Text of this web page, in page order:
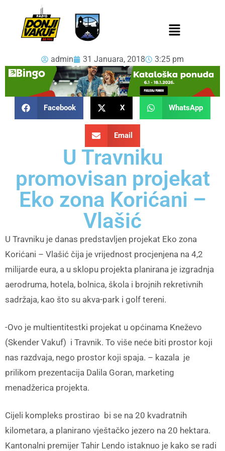
admin 31 Januara, 2018 3:25 pm
Facebook X WhatsApp
Email
U Travniku
promovisan projekat
Eko zona Korićani –
Vlašić
U Travniku je danas predstavljen projekat Eko zona
Korićani – Vlašić čija je vrijednost procjenjena na 4,2
milijarde eura, a u sklopu projekta planirana je izgradnja
aerodruma, hotela, bolnica, škola i brojnih rekretivnih
sadržaja, kao što su akva-park i golf tereni.
-Ovo je multientitestki projekat u općinama Kneževo
(Skender Vakuf) i Travnik. To više neće biti prostor koji
nas razdvaja, nego prostor koji spaja. – kazala je
prilikom prezentacija Dalila Goran, marketing
menadžerica projekta.
Cijeli kompleks prostirao bi se na 20 kvadratnih
kilometara, a planirano vještačko jezero na 20 hektara.
Kantonalni premijer Tahir Lendo istaknuo je kako se radi